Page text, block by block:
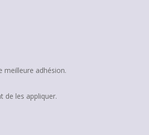
meilleure adhésion.
de les appliquer.